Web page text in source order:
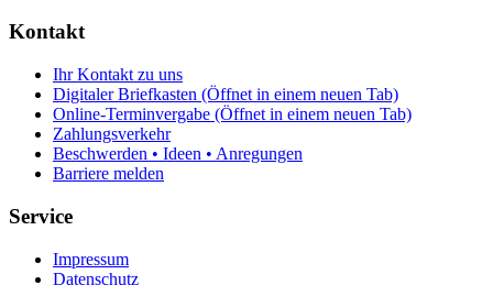
Kontakt
Ihr Kontakt zu uns
Digitaler Briefkasten (Öffnet in einem neuen Tab)
Online-Terminvergabe (Öffnet in einem neuen Tab)
Zahlungsverkehr
Beschwerden • Ideen • Anregungen
Barriere melden
Service
Impressum
Datenschutz